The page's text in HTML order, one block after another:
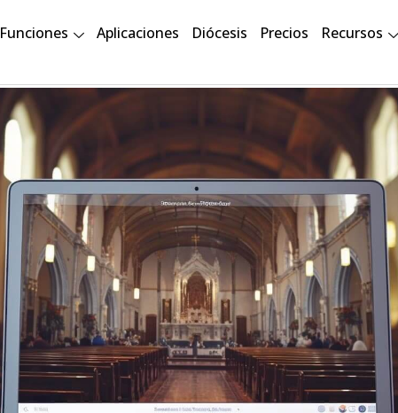
Funciones Aplicaciones Diócesis Precios Recursos